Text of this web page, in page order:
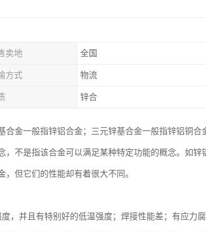
卖地 全国
方式 物流
锌合
金一般指锌铝合金；三元锌基合金一般指锌铝铜合
不是指该合金可以满足某种特定功能的概念。如锌
但它们的性能却有着很大不同。
并且有特别好的低温强度；焊接性能差；有应力腐